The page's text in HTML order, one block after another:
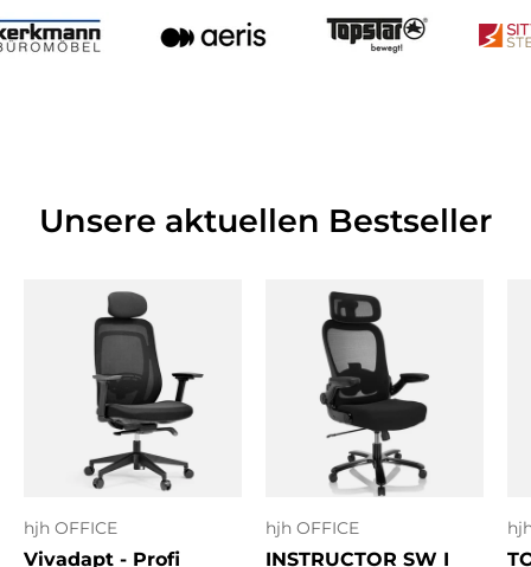
Unsere aktuellen Bestseller
hjh OFFICE
Vivadapt - Profi
hjh OFFICE
INSTRUCTOR SW I